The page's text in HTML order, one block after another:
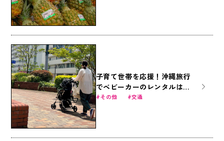
子育て世帯を応援！沖縄旅行
でベビーカーのレンタルは
「ベビカル」で。
その他 交通